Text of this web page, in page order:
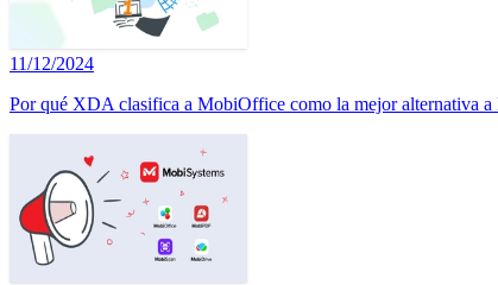
11/12/2024
Por qué XDA clasifica a MobiOffice como la mejor alternativa